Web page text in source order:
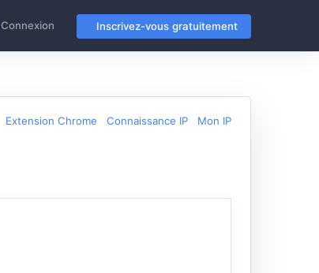
Connexion Inscrivez-vous gratuitement
Extension Chrome Connaissance IP Mon IP